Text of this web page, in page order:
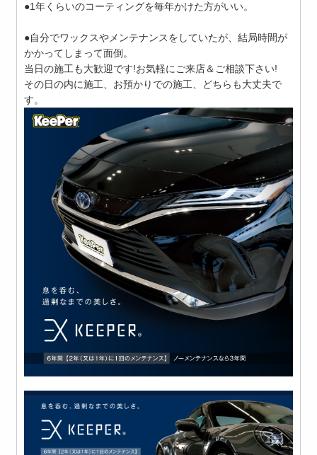
●1年くらいのコーティングを毎年かけた方がいい。
●自分でワックスやメンテナンスをしていたが、結局時間が
かかってしまって面倒。
当日の施工も大歓迎です!お気軽にご来店＆ご相談下さい!
その日の内に施工、お預かりでの施工、どちらも大丈夫で
す。